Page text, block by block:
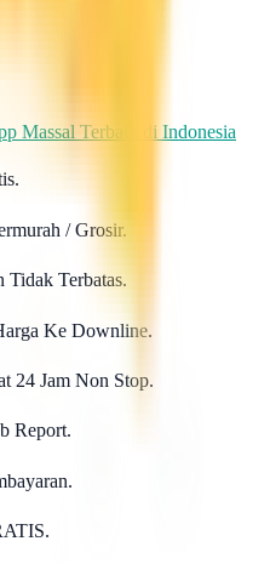
Massal Terbaik di Indonesia
/ Grosir.
Terbatas.
Ke Downline.
24 Jam Non Stop.
Report.